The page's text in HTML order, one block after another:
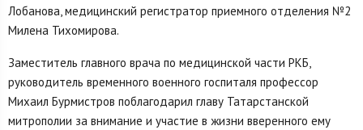
Лобанова, медицинский регистратор приемного отделения №2
Милена Тихомирова.
Заместитель главного врача по медицинской части РКБ,
руководитель временного военного госпиталя профессор
Михаил Бурмистров поблагодарил главу Татарстанской
митрополии за внимание и участие в жизни вверенного ему